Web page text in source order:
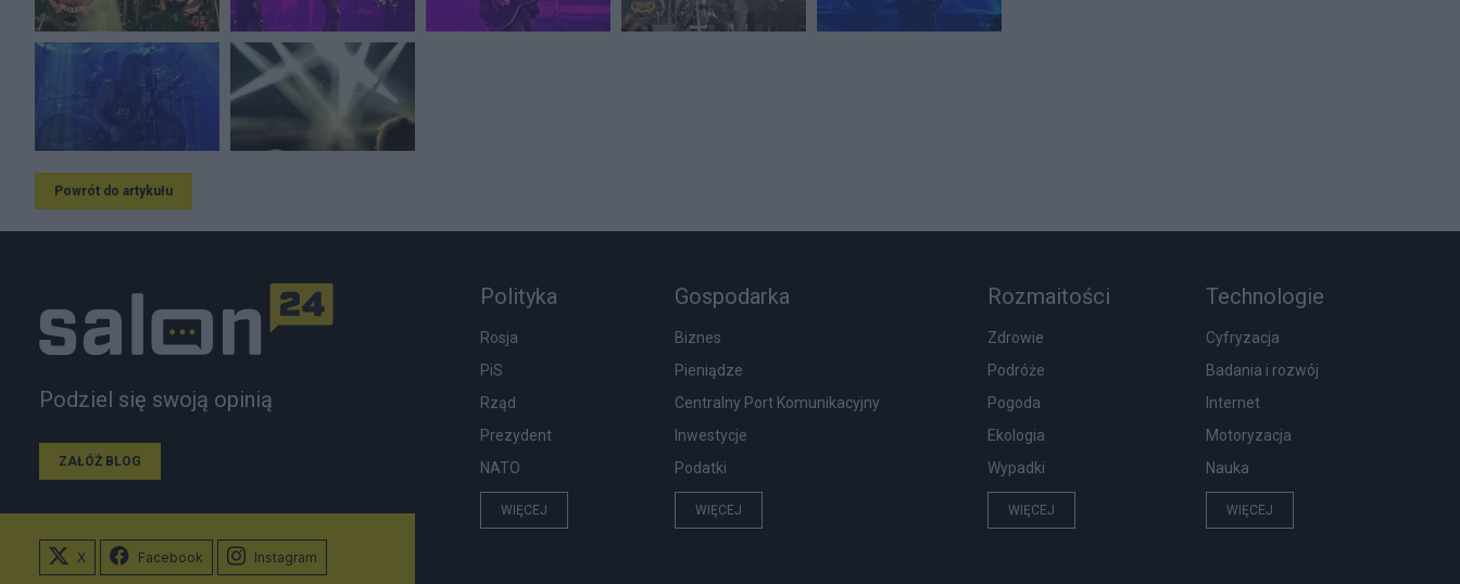
Powrót do artykułu
Podziel się swoją opinią
ZAŁÓŻ BLOG
Polityka
Rosja
PiS
Rząd
Prezydent
NATO
WIĘCEJ
Gospodarka
Biznes
Pieniądze
Centralny Port Komunikacyjny
Inwestycje
Podatki
WIĘCEJ
Rozmaitości
Zdrowie
Podróże
Pogoda
Ekologia
Wypadki
WIĘCEJ
Technologie
Cyfryzacja
Badania i rozwój
Internet
Motoryzacja
Nauka
WIĘCEJ
X Facebook Instagram